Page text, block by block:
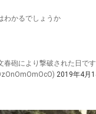
わかるでしょうか
砲により撃破された日です
2019年4月